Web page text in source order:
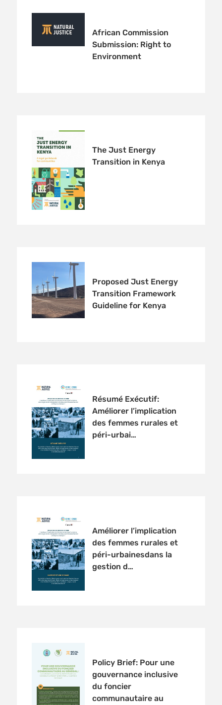
African Commission
Submission: Right to
Environment
The Just Energy
Transition in Kenya
Proposed Just Energy
Transition Framework
Guideline for Kenya
Résumé Exécutif:
Améliorer l’implication
des femmes rurales et
péri-urbai…
Améliorer l’implication
des femmes rurales et
péri-urbainesdans la
gestion d…
Policy Brief: Pour une
gouvernance inclusive
du foncier
communautaire au